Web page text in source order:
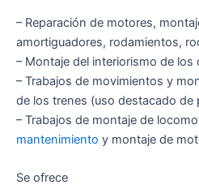
– Reparación de motores,
amortiguadores, rodamientos,
– Montaje del interiorismo de los
– Trabajos de movimientos y
de los trenes (uso destacado de
– Trabajos de montaje de
mantenimiento y montaje de
Se ofrece